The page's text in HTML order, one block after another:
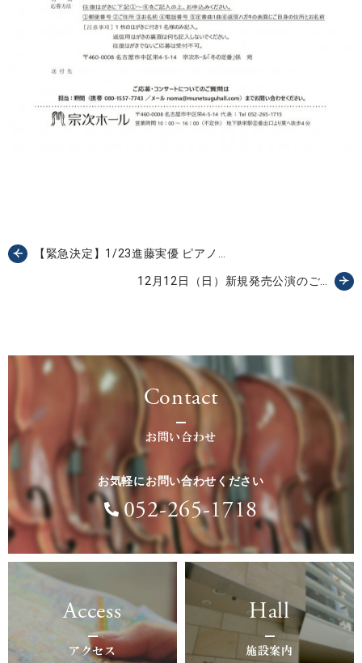
【緊急決定】1/23進藤実優 ピアノ…
12月12日（日）新規発売公演のご…
Contact
お問い合わせ
お気軽にお問い合わせください
052-265-1718
Access
アクセス
Hall
施設案内